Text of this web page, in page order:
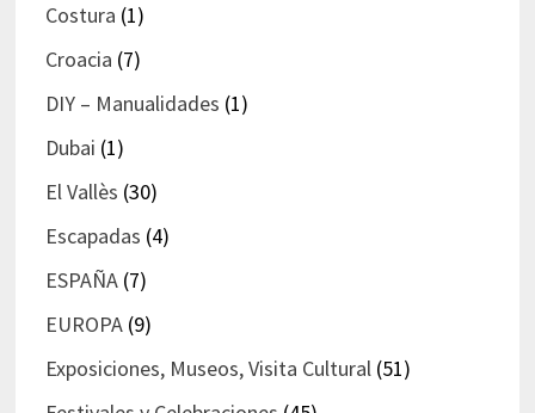
Costura (1)
Croacia (7)
DIY – Manualidades (1)
Dubai (1)
El Vallès (30)
Escapadas (4)
ESPAÑA(7)
EUROPA(9)
Exposiciones, Museos, Visita Cultural(51)